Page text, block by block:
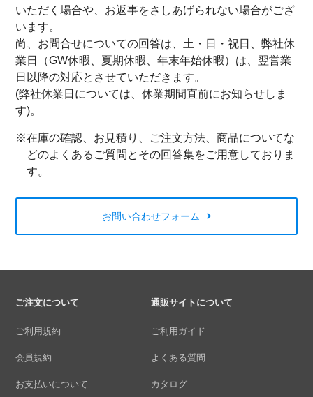
いただく場合や、お返事をさしあげられない場合がござ
います。
尚、お問合せについての回答は、土・日・祝日、弊社休
業日（GW休暇、夏期休暇、年末年始休暇）は、翌営業
日以降の対応とさせていただきます。
(弊社休業日については、休業期間直前にお知らせしま
す)。
※在庫の確認、お見積り、ご注文方法、商品についてな
どのよくあるご質問とその回答集をご用意しておりま
す。
お問い合わせフォーム
ご注文について
ご利用規約
会員規約
お支払いについて
通販サイトについて
ご利用ガイド
よくある質問
カタログ